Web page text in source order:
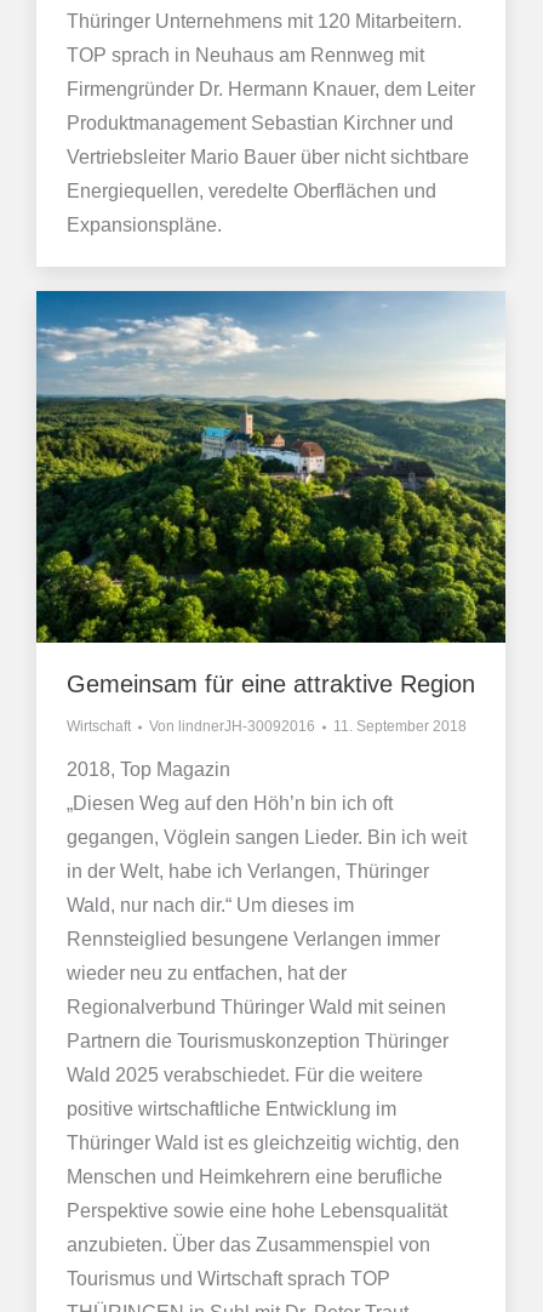
Thüringer Unternehmens mit 120 Mitarbeitern.
TOP sprach in Neuhaus am Rennweg mit
Firmengründer Dr. Hermann Knauer, dem Leiter
Produktmanagement Sebastian Kirchner und
Vertriebsleiter Mario Bauer über nicht sichtbare
Energiequellen, veredelte Oberflächen und
Expansionspläne.
Gemeinsam für eine attraktive Region
Wirtschaft Von lindnerJH-30092016 11. September 2018
2018, Top Magazin
„Diesen Weg auf den Höh’n bin ich oft
gegangen, Vöglein sangen Lieder. Bin ich weit
in der Welt, habe ich Verlangen, Thüringer
Wald, nur nach dir.“ Um dieses im
Rennsteiglied besungene Verlangen immer
wieder neu zu entfachen, hat der
Regionalverbund Thüringer Wald mit seinen
Partnern die Tourismuskonzeption Thüringer
Wald 2025 verabschiedet. Für die weitere
positive wirtschaftliche Entwicklung im
Thüringer Wald ist es gleichzeitig wichtig, den
Menschen und Heimkehrern eine berufliche
Perspektive sowie eine hohe Lebensqualität
anzubieten. Über das Zusammenspiel von
Tourismus und Wirtschaft sprach TOP